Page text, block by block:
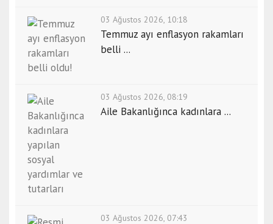
03 Ağustos 2026, 10:18
Temmuz ayı enflasyon rakamları
belli ...
03 Ağustos 2026, 08:19
Aile Bakanlığınca kadınlara ...
03 Ağustos 2026, 07:43